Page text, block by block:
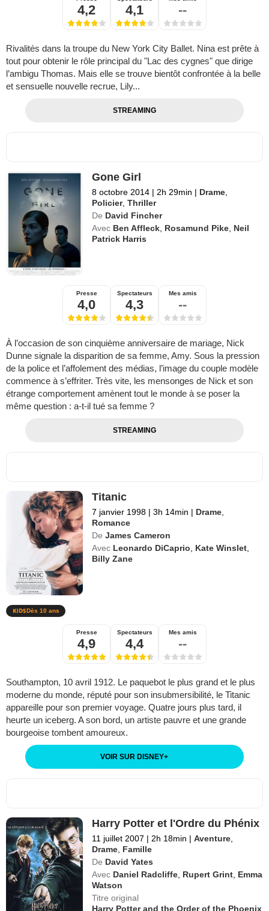
4,2 4,1 --
Rivalités dans la troupe du New York City Ballet. Nina est prête à
tout pour obtenir le rôle principal du "Lac des cygnes" que dirige
l’ambigu Thomas. Mais elle se trouve bientôt confrontée à la belle
et sensuelle nouvelle recrue, Lily...
STREAMING
Gone Girl
8 octobre 2014 | 2h 29min | Drame
Policier,Thriller
De David Fincher
Avec Ben Affleck Rosamund Pike Neil
Patrick Harris
Presse
4,0
Spectateurs
4,3
Mes amis
--
À l’occasion de son cinquième anniversaire de mariage, Nick
Dunne signale la disparition de sa femme, Amy. Sous la pression
de la police et l’affolement des médias, l’image du couple modèle
commence à s’effriter. Très vite, les mensonges de Nick et son
étrange comportement amènent tout le monde à se poser la
même question : a-t-il tué sa femme ?
STREAMING
Titanic
7 janvier 1998 | 3h 14min | Drame
Romance
De James Cameron
Avec Leonardo DiCaprio Kate Winslet
Billy Zane
Dès 10 ans
Presse
4,9
Spectateurs
4,4
Mes amis
--
Southampton, 10 avril 1912. Le paquebot le plus grand et le plus
moderne du monde, réputé pour son insubmersibilité, le Titanic
appareille pour son premier voyage. Quatre jours plus tard, il
heurte un iceberg. A son bord, un artiste pauvre et une grande
bourgeoise tombent amoureux.
VOIR SUR DISNEY+
Harry Potter et l'Ordre du Phénix
11 juillet 2007 | 2h 18min | Aventure
Drame Famille
De David Yates
Avec Daniel Radcliffe Rupert Grint Emma
Watson
Titre original
Harry Potter and the Order of the Phoenix